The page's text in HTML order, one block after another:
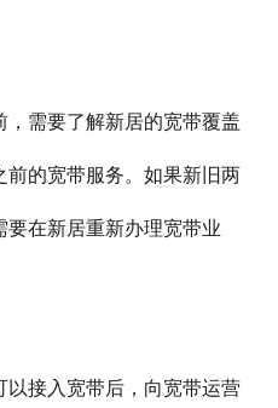
，需要了解新居的宽带覆盖
的宽带服务。如果新旧两
在新居重新办理宽带业
以接入宽带后，向宽带运营